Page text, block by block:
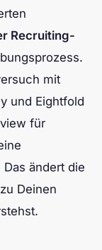
Recruiting-
mit
und Eightfold
für
ändert die
Deinen